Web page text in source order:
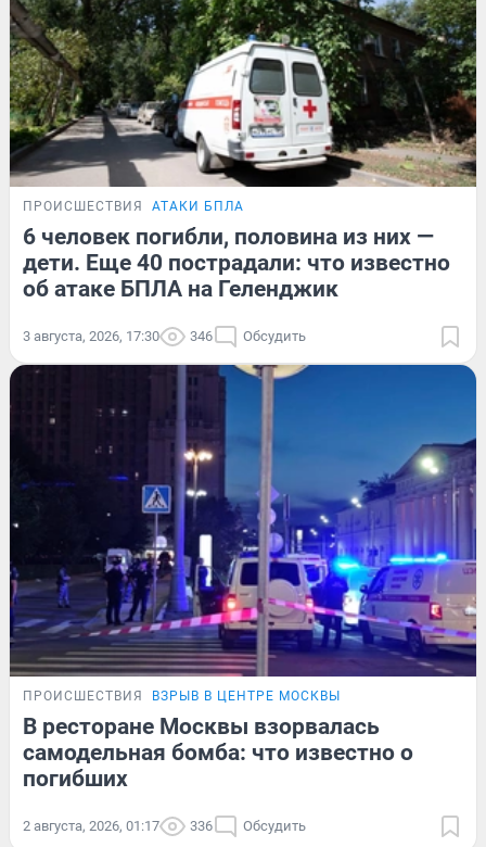
ПРОИСШЕСТВИЯ АТАКИ БПЛА
6 человек погибли, половина из них —
дети. Еще 40 пострадали: что известно
об атаке БПЛА на Геленджик
3 августа, 2026, 17:30 346 Обсудить
ПРОИСШЕСТВИЯ ВЗРЫВ В ЦЕНТРЕ МОСКВЫ
В ресторане Москвы взорвалась
самодельная бомба: что известно о
погибших
2 августа, 2026, 01:17 336 Обсудить